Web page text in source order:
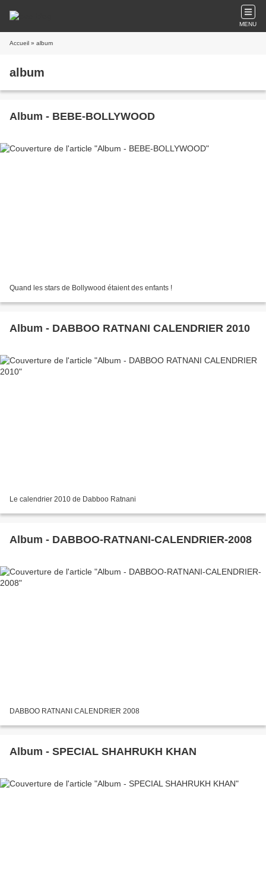
MENU
Accueil » album
album
Album - BEBE-BOLLYWOOD
Quand les stars de Bollywood étaient des enfants !
Album - DABBOO RATNANI CALENDRIER 2010
Le calendrier 2010 de Dabboo Ratnani
Album - DABBOO-RATNANI-CALENDRIER-2008
DABBOO RATNANI CALENDRIER 2008
Album - SPECIAL SHAHRUKH KHAN